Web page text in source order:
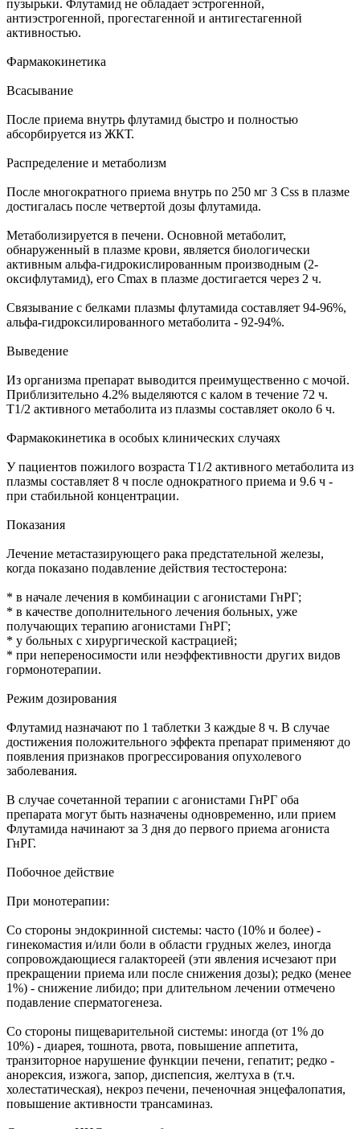
пузырьки. Флутамид не обладает эстрогенной,
антиэстрогенной, прогестагенной и антигестагенной
активностью.
Фармакокинетика
Всасывание
После приема внутрь флутамид быстро и полностью
абсорбируется из ЖКТ.
Распределение и метаболизм
После многократного приема внутрь по 250 мг 3 Css в плазме
достигалась после четвертой дозы флутамида.
Метаболизируется в печени. Основной метаболит,
обнаруженный в плазме крови, является биологически
активным альфа-гидрокислированным производным (2-
оксифлутамид), его Cmax в плазме достигается через 2 ч.
Связывание с белками плазмы флутамида составляет 94-96%,
альфа-гидроксилированного метаболита - 92-94%.
Выведение
Из организма препарат выводится преимущественно с мочой.
Приблизительно 4.2% выделяются с калом в течение 72 ч.
T1/2 активного метаболита из плазмы составляет около 6 ч.
Фармакокинетика в особых клинических случаях
У пациентов пожилого возраста T1/2 активного метаболита из
плазмы составляет 8 ч после однократного приема и 9.6 ч -
при стабильной концентрации.
Показания
Лечение метастазирующего рака предстательной железы,
когда показано подавление действия тестостерона:
* в начале лечения в комбинации с агонистами ГнРГ;
* в качестве дополнительного лечения больных, уже
получающих терапию агонистами ГнРГ;
* у больных с хирургической кастрацией;
* при непереносимости или неэффективности других видов
гормонотерапии.
Режим дозирования
Флутамид назначают по 1 таблетки 3 каждые 8 ч. В случае
достижения положительного эффекта препарат применяют до
появления признаков прогрессирования опухолевого
заболевания.
В случае сочетанной терапии с агонистами ГнРГ оба
препарата могут быть назначены одновременно, или прием
Флутамида начинают за 3 дня до первого приема агониста
ГнРГ.
Побочное действие
При монотерапии:
Со стороны эндокринной системы: часто (10% и более) -
гинекомастия и/или боли в области грудных желез, иногда
сопровождающиеся галактореей (эти явления исчезают при
прекращении приема или после снижения дозы); редко (менее
1%) - снижение либидо; при длительном лечении отмечено
подавление сперматогенеза.
Со стороны пищеварительной системы: иногда (от 1% до
10%) - диарея, тошнота, рвота, повышение аппетита,
транзиторное нарушение функции печени, гепатит; редко -
анорексия, изжога, запор, диспепсия, желтуха в (т.ч.
холестатическая), некроз печени, печеночная энцефалопатия,
повышение активности трансаминаз.